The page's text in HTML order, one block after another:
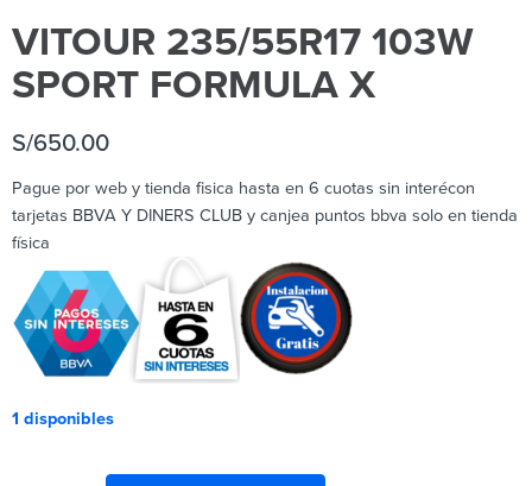
VITOUR 235/55R17 103W
SPORT FORMULA X
S/650.00
Pague por web y tienda fisica hasta en 6 cuotas sin interécon
tarjetas BBVA Y DINERS CLUB y canjea puntos bbva solo en tienda
física
1 disponibles